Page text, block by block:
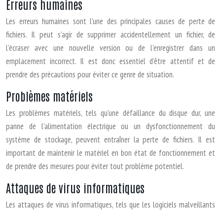
Erreurs humaines
Les erreurs humaines sont l’une des principales causes de perte de
fichiers. Il peut s’agir de supprimer accidentellement un fichier, de
l’écraser avec une nouvelle version ou de l’enregistrer dans un
emplacement incorrect. Il est donc essentiel d’être attentif et de
prendre des précautions pour éviter ce genre de situation.
Problèmes matériels
Les problèmes matériels, tels qu’une défaillance du disque dur, une
panne de l’alimentation électrique ou un dysfonctionnement du
système de stockage, peuvent entraîner la perte de fichiers. Il est
important de maintenir le matériel en bon état de fonctionnement et
de prendre des mesures pour éviter tout problème potentiel.
Attaques de virus informatiques
Les attaques de virus informatiques, tels que les logiciels malveillants